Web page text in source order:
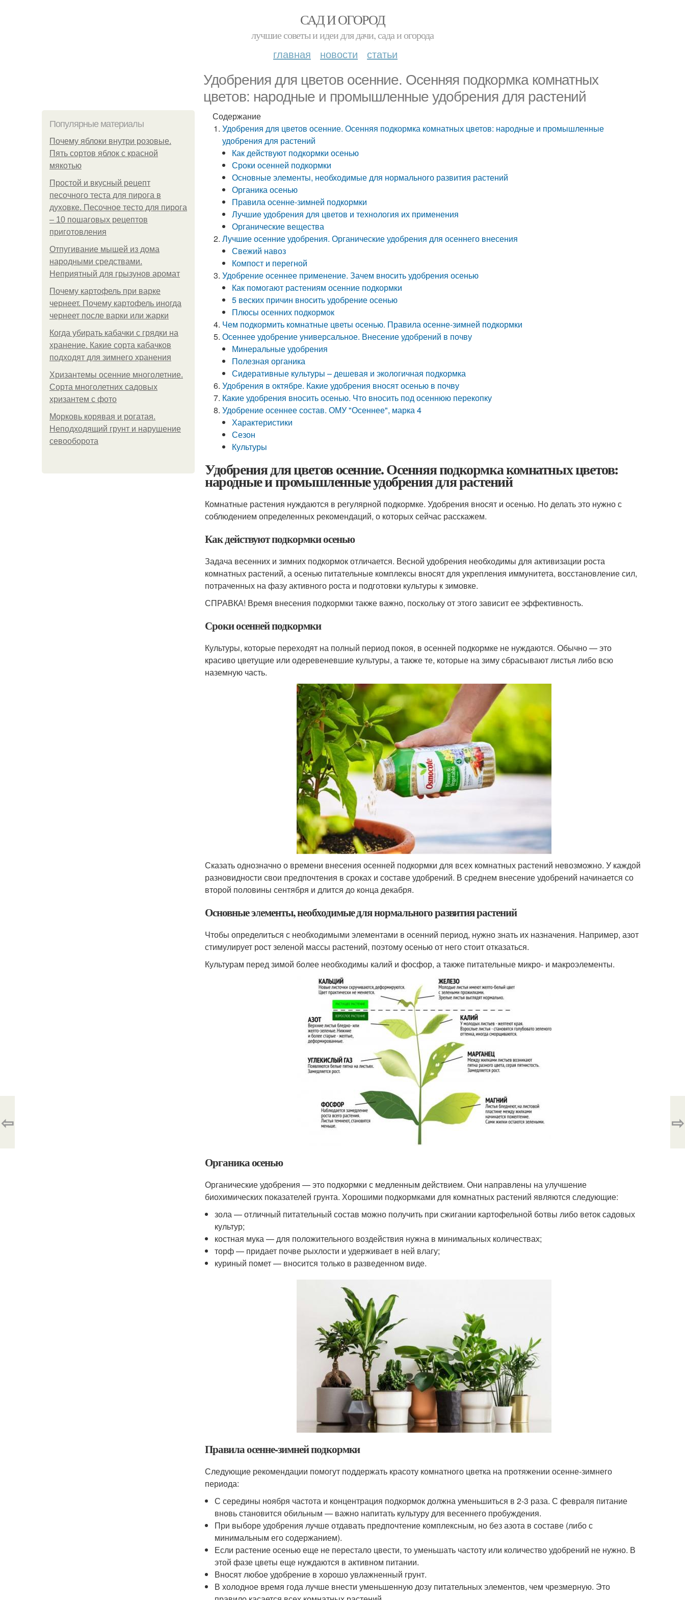
САД И ОГОРОД
лучшие советы и идеи для дачи, сада и огорода
главная новости статьи
Удобрения для цветов осенние. Осенняя подкормка комнатных
цветов: народные и промышленные удобрения для растений
Популярные материалы
Почему яблоки внутри розовые.
Пять сортов яблок с красной
мякотью
Простой и вкусный рецепт
песочного теста для пирога в
духовке. Песочное тесто для пирога
– 10 пошаговых рецептов
приготовления
Отпугивание мышей из дома
народными средствами.
Неприятный для грызунов аромат
Почему картофель при варке
чернеет. Почему картофель иногда
чернеет после варки или жарки
Когда убирать кабачки с грядки на
хранение. Какие сорта кабачков
подходят для зимнего хранения
Хризантемы осенние многолетние.
Сорта многолетних садовых
хризантем с фото
Морковь корявая и рогатая.
Неподходящий грунт и нарушение
севооборота
Содержание
Удобрения для цветов осенние. Осенняя подкормка комнатных цветов: народные и промышленные
удобрения для растений
Как действуют подкормки осенью
Сроки осенней подкормки
Основные элементы, необходимые для нормального развития растений
Органика осенью
Правила осенне-зимней подкормки
Лучшие удобрения для цветов и технология их применения
Органические вещества
Лучшие осенние удобрения. Органические удобрения для осеннего внесения
Свежий навоз
Компост и перегной
Удобрение осеннее применение. Зачем вносить удобрения осенью
Как помогают растениям осенние подкормки
5 веских причин вносить удобрение осенью
Плюсы осенних подкормок
Чем подкормить комнатные цветы осенью. Правила осенне-зимней подкормки
Осеннее удобрение универсальное. Внесение удобрений в почву
Минеральные удобрения
Полезная органика
Сидеративные культуры – дешевая и экологичная подкормка
Удобрения в октябре. Какие удобрения вносят осенью в почву
Какие удобрения вносить осенью. Что вносить под осеннюю перекопку
Удобрение осеннее состав. ОМУ "Осеннее", марка 4
Характеристики
Сезон
Культуры
Удобрения для цветов осенние. Осенняя подкормка комнатных цветов:
народные и промышленные удобрения для растений
Комнатные растения нуждаются в регулярной подкормке. Удобрения вносят и осенью. Но делать это нужно с
соблюдением определенных рекомендаций, о которых сейчас расскажем.
Как действуют подкормки осенью
Задача весенних и зимних подкормок отличается. Весной удобрения необходимы для активизации роста
комнатных растений, а осенью питательные комплексы вносят для укрепления иммунитета, восстановление сил,
потраченных на фазу активного роста и подготовки культуры к зимовке.
СПРАВКА! Время внесения подкормки также важно, поскольку от этого зависит ее эффективность.
Сроки осенней подкормки
Культуры, которые переходят на полный период покоя, в осенней подкормке не нуждаются. Обычно — это
красиво цветущие или одеревеневшие культуры, а также те, которые на зиму сбрасывают листья либо всю
наземную часть.
Сказать однозначно о времени внесения осенней подкормки для всех комнатных растений невозможно. У каждой
разновидности свои предпочтения в сроках и составе удобрений. В среднем внесение удобрений начинается со
второй половины сентября и длится до конца декабря.
Основные элементы, необходимые для нормального развития растений
Чтобы определиться с необходимыми элементами в осенний период, нужно знать их назначения. Например, азот
стимулирует рост зеленой массы растений, поэтому осенью от него стоит отказаться.
Культурам перед зимой более необходимы калий и фосфор, а также питательные микро- и макроэлементы.
Органика осенью
Органические удобрения — это подкормки с медленным действием. Они направлены на улучшение
биохимических показателей грунта. Хорошими подкормками для комнатных растений являются следующие:
зола — отличный питательный состав можно получить при сжигании картофельной ботвы либо веток садовых
культур;
костная мука — для положительного воздействия нужна в минимальных количествах;
торф — придает почве рыхлости и удерживает в ней влагу;
куриный помет — вносится только в разведенном виде.
Правила осенне-зимней подкормки
Следующие рекомендации помогут поддержать красоту комнатного цветка на протяжении осенне-зимнего
периода:
С середины ноября частота и концентрация подкормок должна уменьшиться в 2-3 раза. С февраля питание
вновь становится обильным — важно напитать культуру для весеннего пробуждения.
При выборе удобрения лучше отдавать предпочтение комплексным, но без азота в составе (либо с
минимальным его содержанием).
Если растение осенью еще не перестало цвести, то уменьшать частоту или количество удобрений не нужно. В
этой фазе цветы еще нуждаются в активном питании.
Вносят любое удобрение в хорошо увлажненный грунт.
В холодное время года лучше внести уменьшенную дозу питательных элементов, чем чрезмерную. Это
⇦ ⇨